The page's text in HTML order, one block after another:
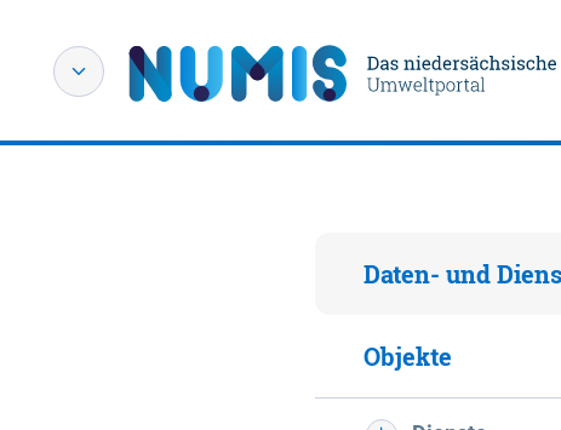
Daten- und
Objekte